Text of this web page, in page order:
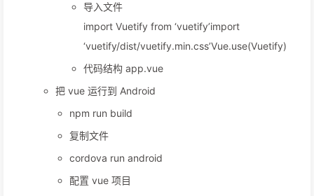
导入文件
import Vuetify from ‘vuetify’import
‘vuetify/dist/vuetify.min.css’Vue.use(Vuetify)
代码结构 app.vue
把 vue 运行到 Android
npm run build
复制文件
cordova run android
配置 vue 项目